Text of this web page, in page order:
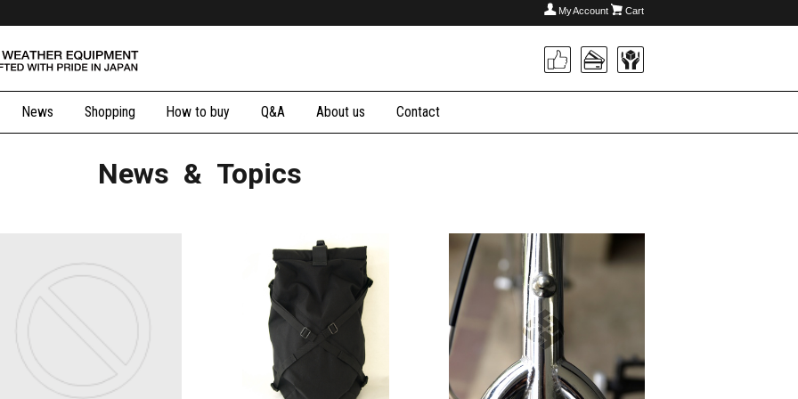
My Account Cart
News Shopping How to buy Q&A About us Contact
News & Topics